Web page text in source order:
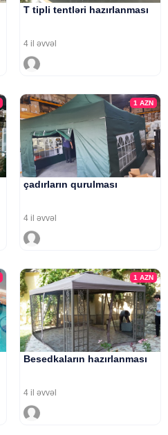
T tipli tentləri hazırlanması
4 il əvvəl
1 AZN
çadırların qurulması
4 il əvvəl
1 AZN
Besedkaların hazırlanması
4 il əvvəl